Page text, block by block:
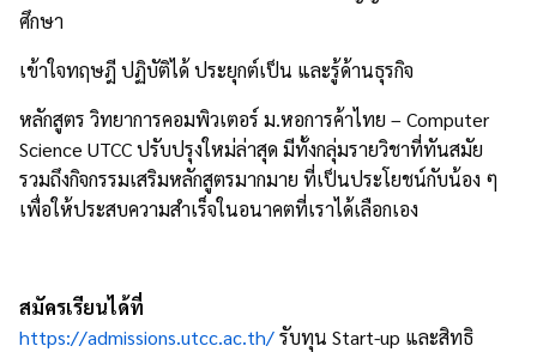
ศึกษา
เข้าใจทฤษฎี ปฏิบัติได้ ประยุกต์เป็น และรู้ด้านธุรกิจ
หลักสูตร วิทยาการคอมพิวเตอร์ ม.หอการค้าไทย –Computer
Science UTCCปรับปรุงใหม่ล่าสุด มีทั้งกลุ่มรายวิชาที่ทันสมัย
รวมถึงกิจกรรมเสริมหลักสูตรมากมาย ที่เป็นประโยชน์กับน้อง ๆ
เพื่อให้ประสบความสำเร็จในอนาคตที่เราได้เลือกเอง
สมัครเรียนได้ที่
https://admissions.utcc.ac.th/รับทุน Start-up และสิทธิ